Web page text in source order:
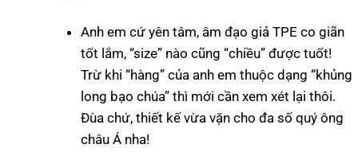
Anh em cứ yên tâm, âm đạo giả TPE co giãn
tốt lắm, “size” nào cũng “chiều” được tuốt!
Trừ khi “hàng” của anh em thuộc dạng “khủng
long bạo chúa” thì mới cần xem xét lại thôi.
Đùa chứ, thiết kế vừa vặn cho đa số quý ông
châu Á nha!